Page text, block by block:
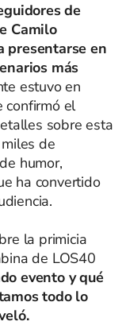
de
Camilo
presentarse en
más
estuvo en
confirmó el
sobre esta
de
humor,
ha convertido
la primicia
de LOS40
evento y qué
todo lo